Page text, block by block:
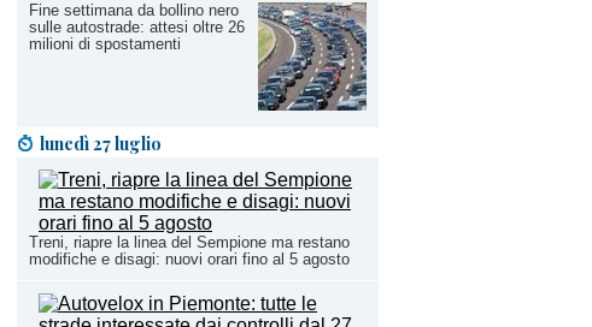
Fine settimana da bollino nero
sulle autostrade: attesi oltre 26
milioni di spostamenti
lunedì 27 luglio
Treni, riapre la linea del Sempione ma restano
modifiche e disagi: nuovi orari fino al 5 agosto